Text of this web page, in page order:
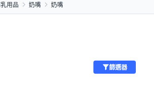
用品 奶嘴 奶嘴
篩選器